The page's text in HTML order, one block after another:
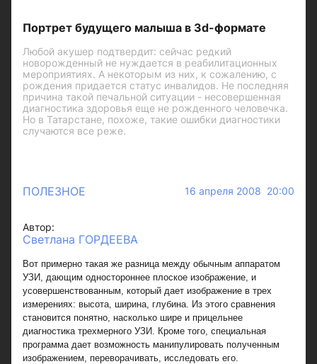
Портрет будущего малыша в 3d-формате
Любой акушер подтвердит: сейчас редкий
новорожденный не нуждается в реабилитационных
мероприятиях. А некоторым из них, к сожалению, с
рождения придается статус инвалидов. Не последняя
причина такой печальной ситуации - несовершенная
диагностика здоровья еще не рожденного человечка.
Но в Татарстане, похоже, такие ошибки диагностики
случаются все реже.
ПОЛЕЗНОЕ 16 апреля 2008 20:00
Автор:
Светлана ГОРДЕЕВА
Вот примерно такая же разница между обычным аппаратом
УЗИ, дающим одностороннее плоское изображение, и
усовершенствованным, который дает изображение в трех
измерениях: высота, ширина, глубина. Из этого сравнения
становится понятно, насколько шире и прицельнее
диагностика трехмерного УЗИ. Кроме того, специальная
программа дает возможность манипулировать полученным
изображением, переворачивать, исследовать его.